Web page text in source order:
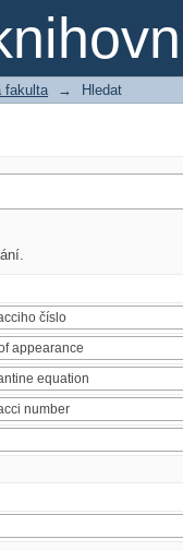
fakulta → Hledat